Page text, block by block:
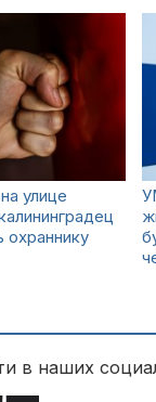
улице
в наших